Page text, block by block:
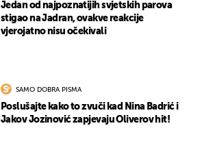
Jedan od najpoznatijih svjetskih parova
stigao na Jadran, ovakve reakcije
vjerojatno nisu očekivali
SAMO DOBRA PISMA
Poslušajte kako to zvuči kad Nina Badrić i
Jakov Jozinović zapjevaju Oliverov hit!